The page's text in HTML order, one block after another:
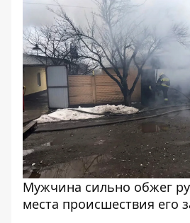
Мужчина сильно обжег
места происшествия его